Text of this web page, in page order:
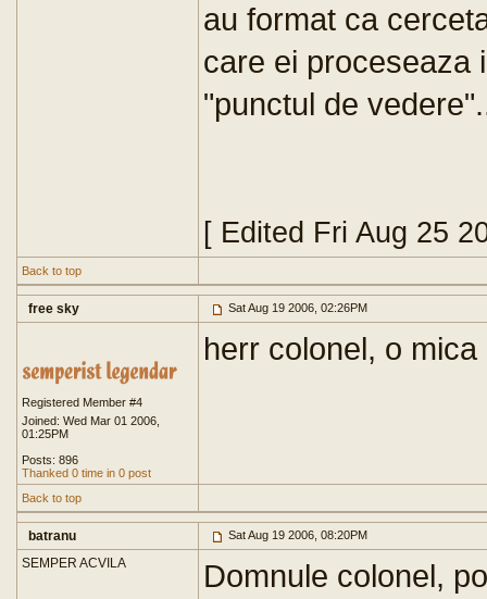
au format ca
care ei proceseaza
"punctul de
[ Edited Fri Aug 25
Back to top
free sky Sat Aug 19 2006, 02:26PM
Registered Member #4
Joined: Wed Mar 01 2006,
01:25PM
Posts: 896
Thanked 0 time in 0 post
herr colonel, o
Back to top
batranu Sat Aug 19 2006, 08:20PM
SEMPER ACVILA
Domnule colonel,